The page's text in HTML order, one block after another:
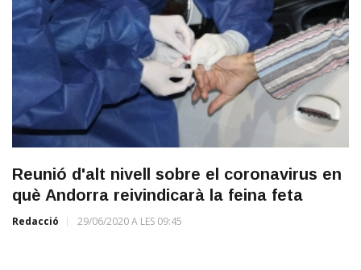
Reunió d'alt nivell sobre el coronavirus en
què Andorra reivindicarà la feina feta
Redacció 29/06/2020 A LES 09:45